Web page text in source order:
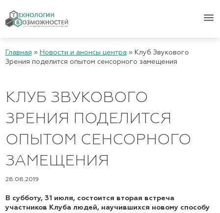
menu
Главная » Новости и анонсы центра» Клуб Звукового
Зрения поделится опытом сенсорного замещения
КЛУБ ЗВУКОВОГО
ЗРЕНИЯ ПОДЕЛИТСЯ
ОПЫТОМ СЕНСОРНОГО
ЗАМЕЩЕНИЯ
28.08.2019
В субботу, 31 июля, состоится вторая встреча
участников Клуба людей, научившихся новому способу